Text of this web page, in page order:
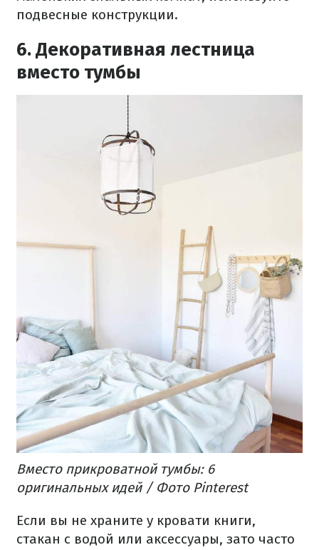
подвесные конструкции.
6. Декоративная лестница
вместо тумбы
Вместо прикроватной тумбы: 6
оригинальных идей / Фото Pinterest
Если вы не храните у кровати книги,
стакан с водой или аксессуары, зато часто